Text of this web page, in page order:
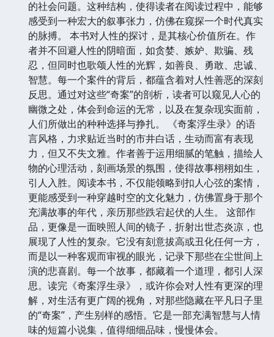
的社会问题。这种结构，使得读者在阅读过程中，能够
感受到一种宏大的叙事张力，仿佛在窥探一个时代真实
的脉搏。 本书对人性的探讨，是其核心价值所在。作
者并不回避人性的阴暗面，如贪婪、嫉妒、欺骗、残
忍，但同时也歌颂人性的光辉，如善良、勇敢、忠诚、
智慧。每一个案件的背后，都蕴含着对人性善恶的深刻
反思。通过对这些“奇案”的剖析，读者可以窥见人心的
幽微之处，体会到命运的无常，以及在复杂现实面前，
人们所做出的种种选择与挣扎。 《奇案浮生录》的语
言风格，力求贴近当时的市井白话，生动而富有表现
力，但又不失文雅。作者善于运用细腻的笔触，描绘人
物的心理活动，刻画场景的氛围，使得故事栩栩如生，
引人入胜。阅读本书，不仅能领略到扣人心弦的案情，
更能感受到一种穿越时空的文化魅力，仿佛置身于那个
充满故事的年代，亲历那些跌宕起伏的人生。 这部作
品，更像是一面映照人间的镜子，折射出世态炎凉，也
展现了人性的复杂。它没有刻意拔高或丑化任何一方，
而是以一种客观而审视的眼光，记录下那些在尘世间上
演的悲喜剧。每一个故事，都藏着一个道理，都引人深
思。读完《奇案浮生录》，或许你会对人性有更深的理
解，对生活有更广阔的视角，对那些隐藏在平凡日子里
的“奇案”，产生别样的感悟。它是一部充满智慧与人情
味的短篇小说集，值得细细品味，慢慢体会。